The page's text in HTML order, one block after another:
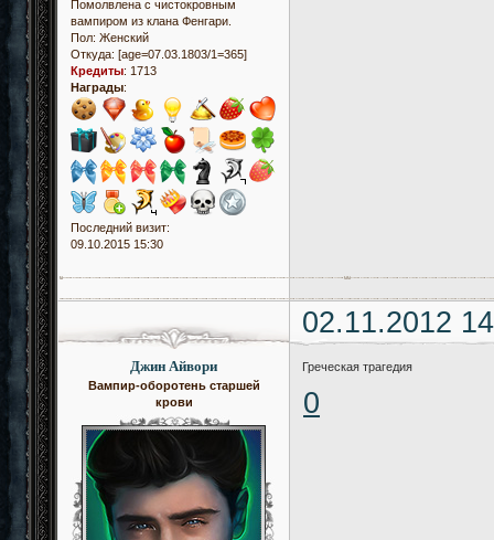
Помолвлена с чистокровным
вампиром из клана Фенгари.
Пол: Женский
Откуда: [age=07.03.1803/1=365]
Кредиты: 1713
Награды:
Последний визит:
09.10.2015 15:30
02.11.2012
Джин Айвори
Вампир-оборотень старшей
крови
Греческая трагедия
0